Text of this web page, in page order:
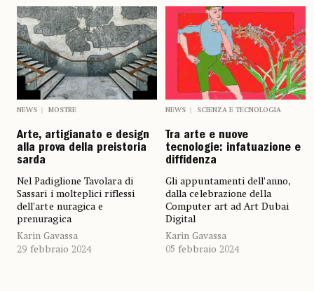
NEWS MOSTRE
Arte, artigianato e design
alla prova della preistoria
sarda
Nel Padiglione Tavolara di
Sassari i molteplici riflessi
dell’arte nuragica e
prenuragica
Karin Gavassa
29 febbraio 2024
NEWS SCIENZA E TECNOLOGIA
Tra arte e nuove
tecnologie: infatuazione e
diffidenza
Gli appuntamenti dell’anno,
dalla celebrazione della
Computer art ad Art Dubai
Digital
Karin Gavassa
05 febbraio 2024